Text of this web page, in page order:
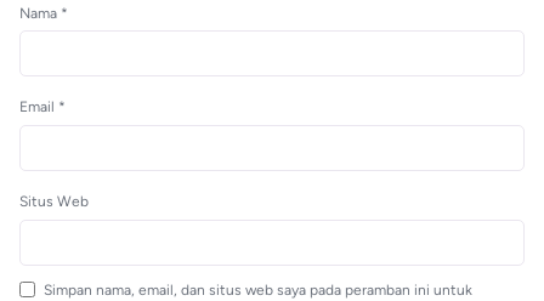
Nama *
Email *
Situs Web
Simpan nama, email, dan situs web saya pada peramban ini untuk